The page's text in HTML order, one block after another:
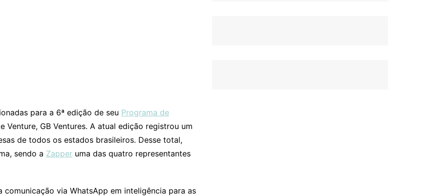
para a 6ª edição de seu Programa de
Venture, GB Ventures. A atual edição registrou um
de todos os estados brasileiros. Desse total,
sendo a Zapper uma das quatro representantes
via WhatsApp em inteligência para as